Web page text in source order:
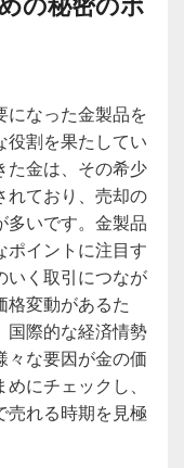
になった金製品を
役割を果たしてい
た金は、その希少
れており、売却の
多いです。金製品
ポイントに注目す
いく取引につなが
格変動があるた
国際的な経済情勢
々な要因が金の価
にチェックし、
売れる時期を見極